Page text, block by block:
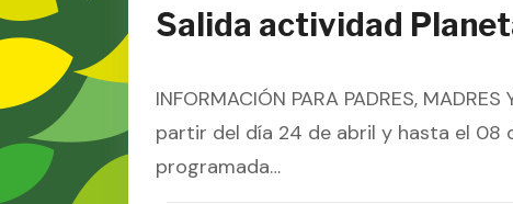
Salida actividad
INFORMACIÓN PARA PADRES,
partir del día 24 de abril y hasta el 08
programada…